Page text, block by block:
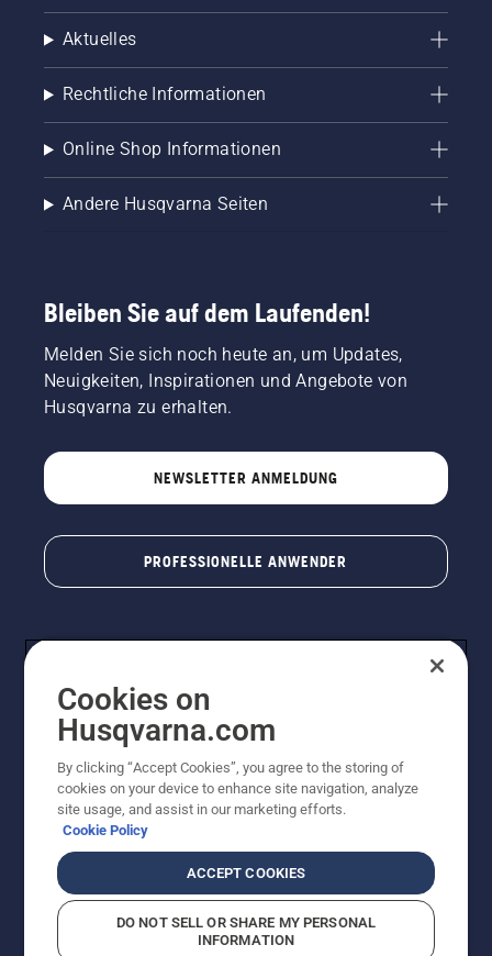
Aktuelles
Rechtliche Informationen
Online Shop Informationen
Andere Husqvarna Seiten
Bleiben Sie auf dem Laufenden!
Melden Sie sich noch heute an, um Updates,
Neuigkeiten, Inspirationen und Angebote von
Husqvarna zu erhalten.
NEWSLETTER ANMELDUNG
PROFESSIONELLE ANWENDER
© Husqvarna AB (publ). Alle Rechte vorbehalten. Bei
den Preisangaben handelt es sich um unverbindliche
Preisempfehlungen in Euro inkl. der gesetzlichen
Preisempfehlungen (inkl. MwSt), es sei denn sie sind für
den direkten Kauf verfügbar.
Cookie-RichtlinieNutzungsbedingungen Datenschutzerklärung
Vermutete Verstöße melden
Cookies on
Husqvarna.com
By clicking “Accept Cookies”, you agree to the storing of
cookies on your device to enhance site navigation, analyze
site usage, and assist in our marketing efforts.
Cookie Policy
ACCEPT COOKIES
DO NOT SELL OR SHARE MY PERSONAL
INFORMATION